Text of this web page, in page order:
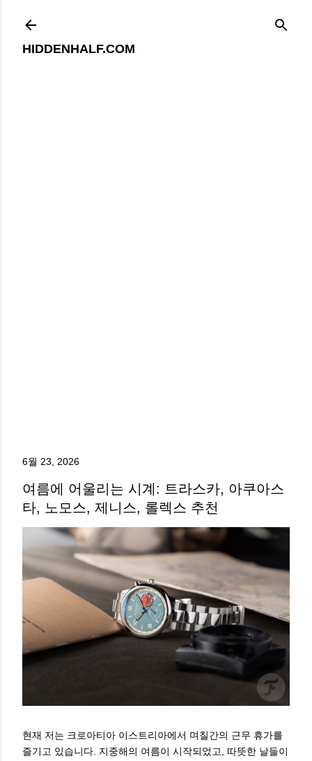
HIDDENHALF.COM
6월 23, 2026
여름에 어울리는 시계: 트라스카, 아쿠아스
타, 노모스, 제니스, 롤렉스 추천
현재 저는 크로아티아 이스트리아에서 며칠간의 근무 휴가를
즐기고 있습니다. 지중해의 여름이 시작되었고, 따뜻한 날들이